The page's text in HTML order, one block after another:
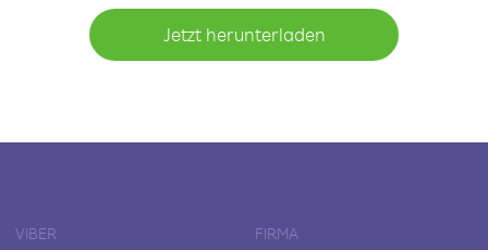
Jetzt herunterladen
VIBER FIRMA